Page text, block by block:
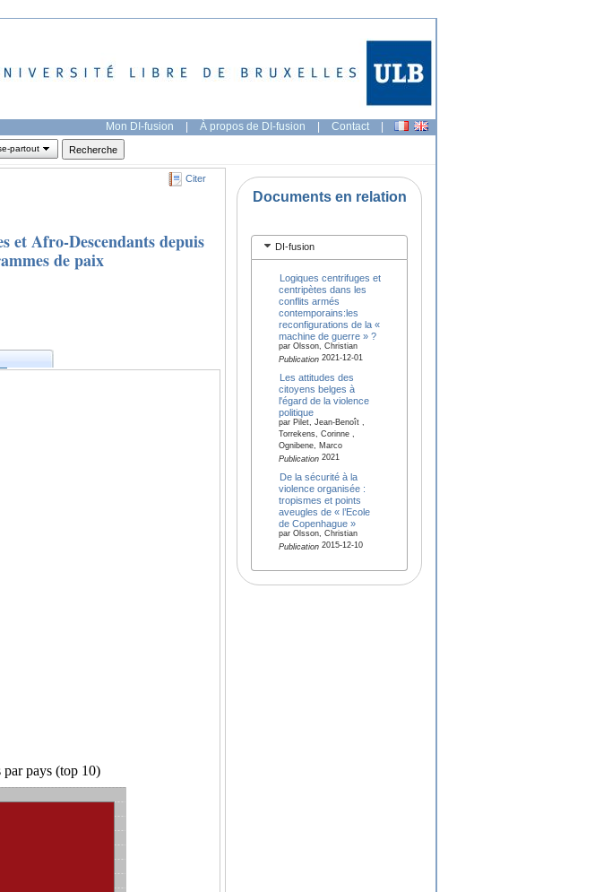
Mon DI-fusion | À propos de DI-fusion | Contact |
partout
Citer
et Afro-Descendants depuis
de paix
Documents en relation
DI-fusion
Logiques centrifuges et
centripètes dans les
conflits armés
contemporains:les
reconfigurations de la «
machine de guerre » ?
par Olsson, Christian
Publication2021-12-01
Les attitudes des
citoyens belges à
l'égard de la violence
politique
par Pilet, Jean-Benoît ,
Torrekens, Corinne ,
Ognibene, Marco
Publication2021
De la sécurité à la
violence organisée :
tropismes et points
aveugles de « l’Ecole
de Copenhague »
par Olsson, Christian
Publication2015-12-10